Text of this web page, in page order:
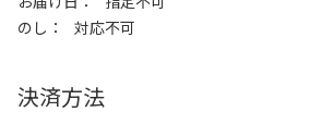
のし
対応不可
決済方法